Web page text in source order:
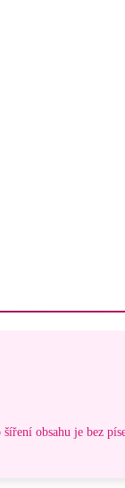
obsahu je bez